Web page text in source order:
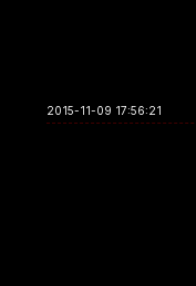
2015-11-09 17:56:21